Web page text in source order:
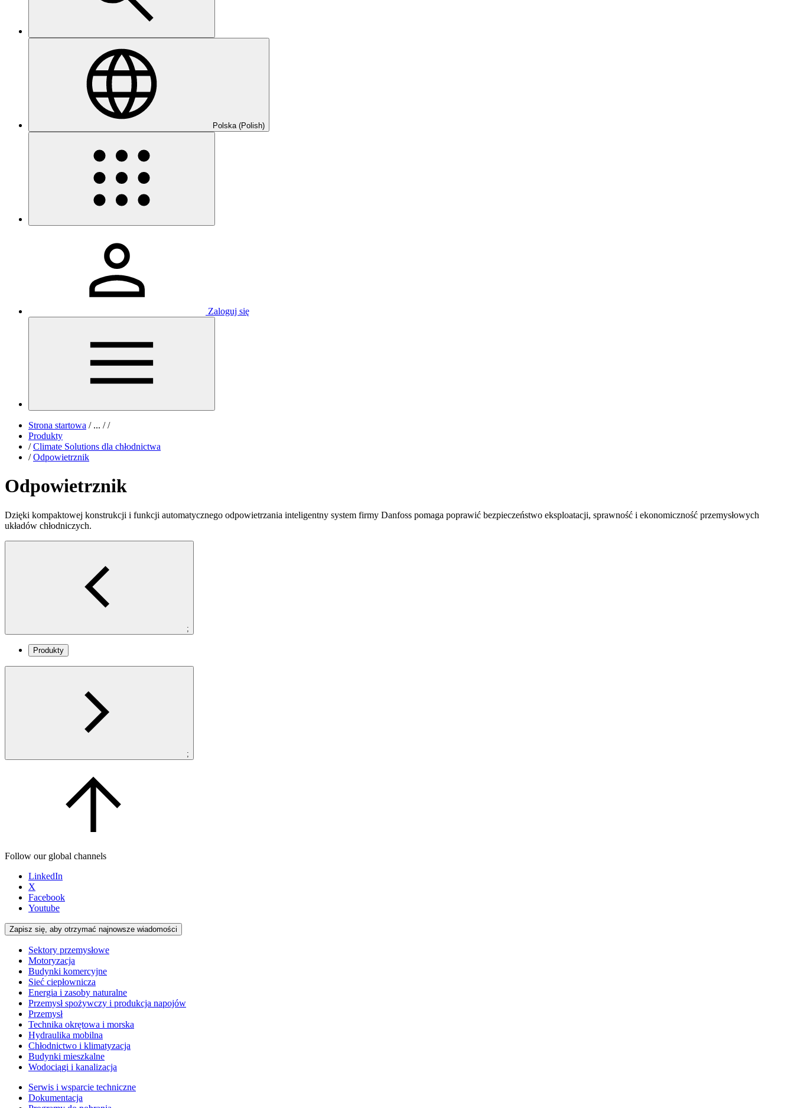
Polska (Polish)
Zaloguj się
Strona startowa /... / /
Produkty
/ Climate Solutions dla chłodnictwa
/ Odpowietrznik
Odpowietrznik
Dzięki kompaktowej konstrukcji i funkcji automatycznego odpowietrzania inteligentny system firmy Danfoss pomaga poprawić bezpieczeństwo eksploatacji, sprawność i ekonomiczność przemysłowych
układów chłodniczych.
;
Produkty
;
Follow our global channels
LinkedIn
X
Facebook
Youtube
Zapisz się, aby otrzymać najnowsze wiadomości
Sektory przemysłowe
Motoryzacja
Budynki komercyjne
Sieć ciepłownicza
Energia i zasoby naturalne
Przemysł spożywczy i produkcja napojów
Przemysł
Technika okrętowa i morska
Hydraulika mobilna
Chłodnictwo i klimatyzacja
Budynki mieszkalne
Wodociągi i kanalizacja
Serwis i wsparcie techniczne
Dokumentacja